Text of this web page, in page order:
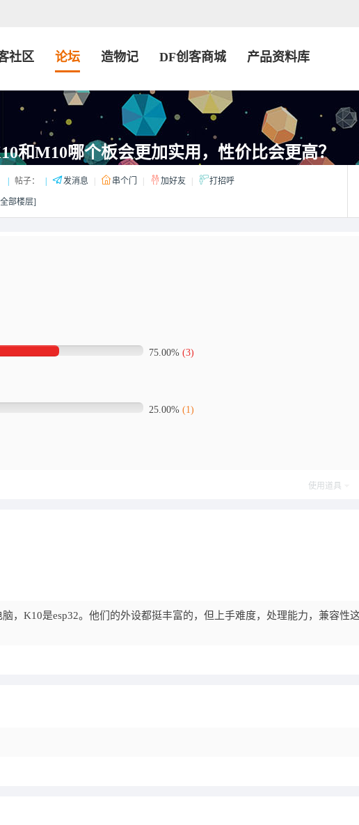
社区 论坛 造物记 DF创客商城 产品资料库
和M10哪个板会更加实用，性价比会更高？
帖子： 发消息 串个门 加好友 打招呼
部楼层]
75.00% (3)
25.00% (1)
使用道具
，K10是esp32。他们的外设都挺丰富的，但上手难度，处理能力，兼容性